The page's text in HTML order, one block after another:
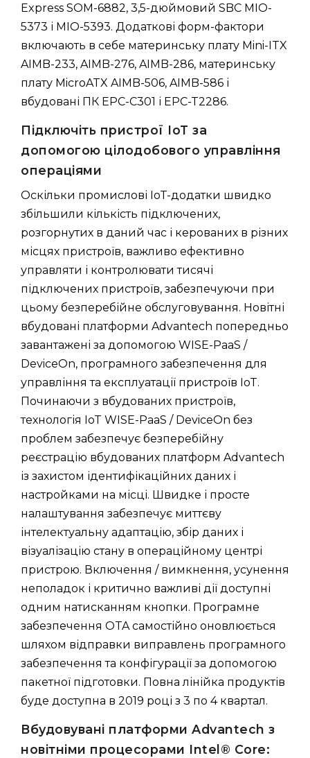
Express SOM-6882, 3,5-дюймовий SBC MIO-
5373 і MIO-5393. Додаткові форм-фактори
включають в себе материнську плату Mini-ITX
AIMB-233, AIMB-276, AIMB-286, материнську
плату MicroATX AIMB-506, AIMB-586 і
вбудовані ПК EPC-C301 і EPC-T2286.
Підключіть пристрої IoT за
допомогою цілодобового управління
операціями
Оскільки промислові IoT-додатки швидко
збільшили кількість підключених,
розгорнутих в даний час і керованих в різних
місцях пристроїв, важливо ефективно
управляти і контролювати тисячі
підключених пристроїв, забезпечуючи при
цьому безперебійне обслуговування. Новітні
вбудовані платформи Advantech попередньо
завантажені за допомогою WISE-PaaS /
DeviceOn, програмного забезпечення для
управління та експлуатації пристроїв IoT.
Починаючи з вбудованих пристроїв,
технологія IoT WISE-PaaS / DeviceOn без
проблем забезпечує безперебійну
реєстрацію вбудованих платформ Advantech
із захистом ідентифікаційних даних і
настройками на місці. Швидке і просте
налаштування забезпечує миттєву
інтелектуальну адаптацію, збір даних і
візуалізацію стану в операційному центрі
пристрою. Включення / вимкнення, усунення
неполадок і критично важливі дії доступні
одним натисканням кнопки. Програмне
забезпечення OTA самостійно оновлюється
шляхом відправки виправлень програмного
забезпечення та конфігурації за допомогою
пакетної підготовки. Повна лінійка продуктів
буде доступна в 2019 році з 3 по 4 квартал.
Вбудовувані платформи Advantech з
новітніми процесорами Intel® Core: